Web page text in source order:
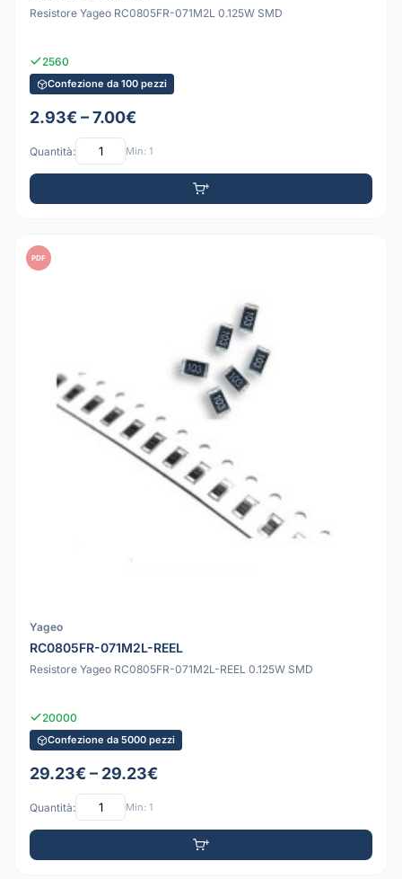
Resistore Yageo RC0805FR-071M2L 0.125W SMD
2560
Confezione da 100 pezzi
2.93€ – 7.00€
Quantità: Min: 1
PDF
Yageo
RC0805FR-071M2L-REEL
Resistore Yageo RC0805FR-071M2L-REEL 0.125W SMD
20000
Confezione da 5000 pezzi
29.23€ – 29.23€
Quantità: Min: 1